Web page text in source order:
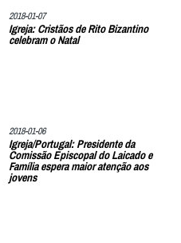
2018-01-07
Igreja: Cristãos de Rito Bizantino
celebram o Natal
2018-01-06
Igreja/Portugal: Presidente da
Comissão Episcopal do Laicado e
Família espera maior atenção aos
jovens